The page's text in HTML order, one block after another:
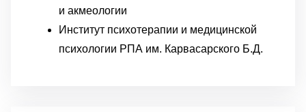
и акмеологии
Институт психотерапии и медицинской
психологии РПА им. Карвасарского Б.Д.